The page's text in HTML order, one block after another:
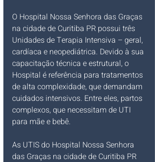
O Hospital Nossa Senhora das Graças
na cidade de Curitiba PR possui três
Unidades de Terapia Intensiva – geral,
cardíaca e neopediátrica. Devido à sua
capacitação técnica e estrutural, o
Hospital é referência para tratamentos
de alta complexidade, que demandam
cuidados intensivos. Entre eles, partos
complexos, que necessitam de UTI
para mãe e bebê.
As UTIS do Hospital Nossa Senhora
das Graças na cidade de Curitiba PR